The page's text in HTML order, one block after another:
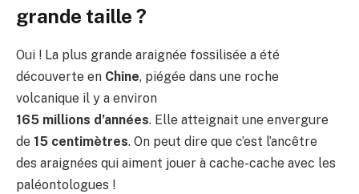
grande taille ?
Oui ! La plus grande araignée fossilisée a été
découverte en Chine, piégée dans une roche
volcanique il y a environ
165 millions d’années. Elle atteignait une envergure
de 15 centimètres. On peut dire que c’est l’ancêtre
des araignées qui aiment jouer à cache-cache avec les
paléontologues !